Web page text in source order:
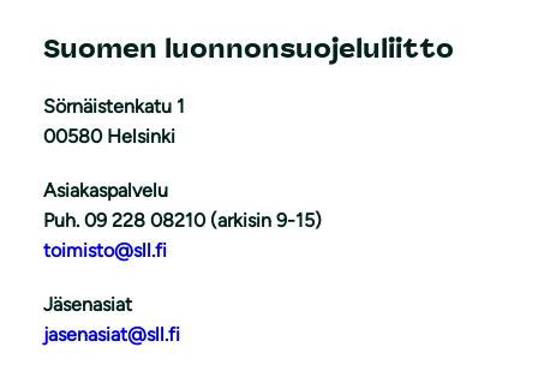
Suomen luonnonsuojeluliitto
Sörnäistenkatu 1
00580 Helsinki
Asiakaspalvelu
Puh. 09 228 08210 (arkisin 9-15)
toimisto@sll.fi
Jäsenasiat
jasenasiat@sll.fi